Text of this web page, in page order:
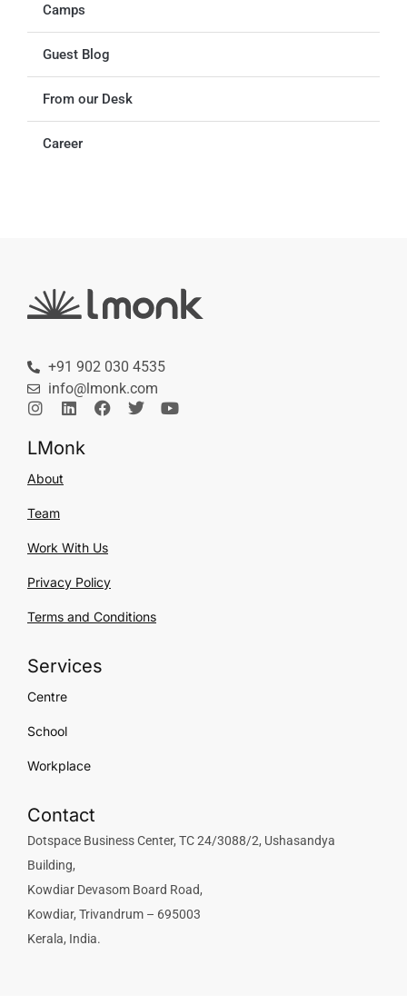
Camps
Guest Blog
From our Desk
Career
+91 902 030 4535
info@lmonk.com
LMonk
About
Team
Work With Us
Privacy Policy
Terms and Conditions
Services
Centre
School
Workplace
Contact
Dotspace Business Center, TC 24/3088/2, Ushasandya
Building,
Kowdiar Devasom Board Road,
Kowdiar, Trivandrum – 695003
Kerala, India.